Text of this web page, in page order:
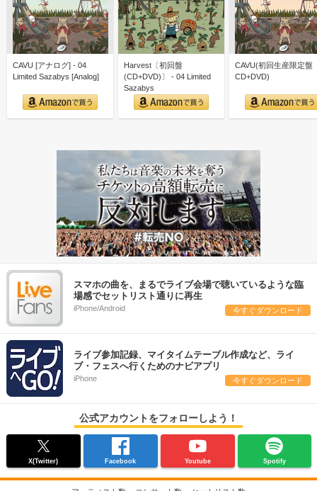
CAVU [アナログ] - 04
Limited Sazabys [Analog]
Harvest〔初回盤
(CD+DVD)〕 - 04 Limited
Sazabys
CAVU(初回生産限定盤
CD+DVD)
スマホの曲を、まるでライブ会場で聴いているような臨
場感でセットリスト通りに再生
iPhone/Android 今すぐダウンロード
ライブ参加記録、マイタイムテーブル作成など、ライ
ブ・フェスへ行くためのナビアプリ
iPhone 今すぐダウンロード
公式アカウントをフォローしよう！
X(Twitter) Facebook Youtube Spotify